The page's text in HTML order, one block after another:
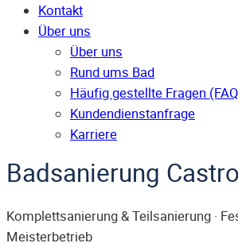
Kontakt
Über uns
Über uns
Rund ums Bad
Häufig gestellte Fragen
Kunden­dienst­anfrage
Karriere
Badsanierung
Komplettsanierung & Teilsanierung ·
Meisterbetrieb